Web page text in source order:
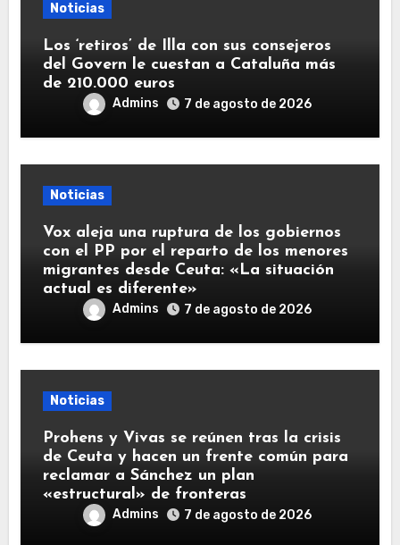
Noticias
Los ‘retiros’ de Illa con sus consejeros
del Govern le cuestan a Cataluña más
de 210.000 euros
Admins 7 de agosto de 2026
Noticias
Vox aleja una ruptura de los gobiernos
con el PP por el reparto de los menores
migrantes desde Ceuta: «La situación
actual es diferente»
Admins 7 de agosto de 2026
Noticias
Prohens y Vivas se reúnen tras la crisis
de Ceuta y hacen un frente común para
reclamar a Sánchez un plan
«estructural» de fronteras
Admins 7 de agosto de 2026